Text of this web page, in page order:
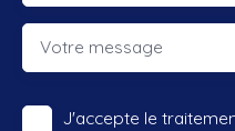
Votre message
J'accepte le